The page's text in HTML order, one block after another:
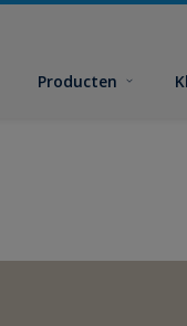
Producten